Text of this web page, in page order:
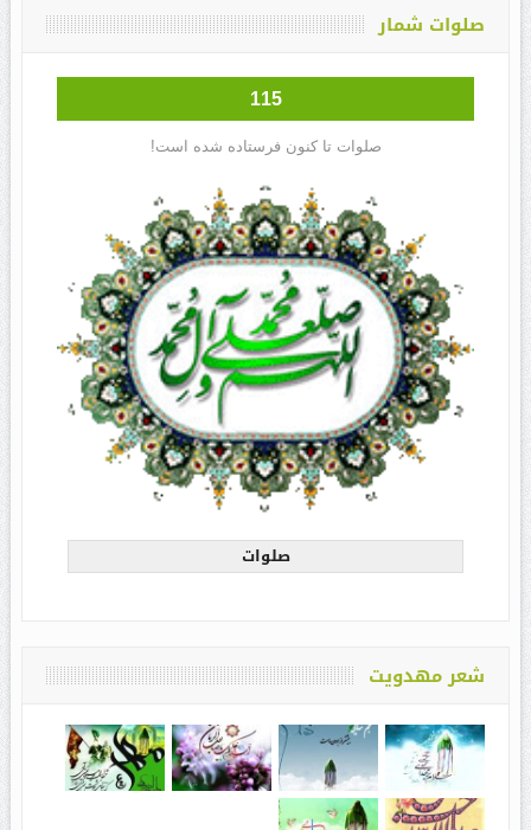
صلوات شمار
115
صلوات تا کنون فرستاده شده است!
صلوات
شعر مهدویت